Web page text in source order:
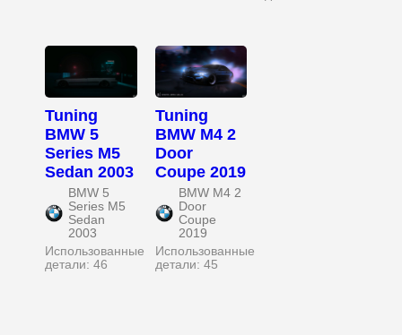
Tuning
BMW 5
Series M5
Sedan 2003
BMW 5
Series M5
Sedan
2003
Использованные
детали: 46
Tuning
BMW M4 2
Door
Coupe 2019
BMW M4 2
Door
Coupe
2019
Использованные
детали: 45